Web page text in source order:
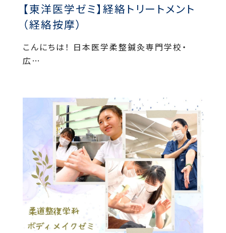
【東洋医学ゼミ】経絡トリートメント
（経絡按摩）
こんにちは！ 日本医学柔整鍼灸専門学校・
広…